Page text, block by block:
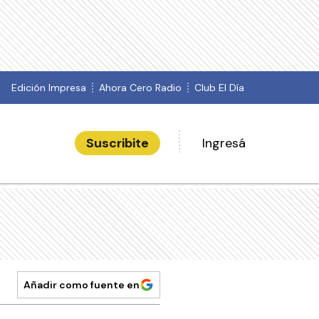
Edición Impresa Ahora Cero Radio Club El Día
Suscribite Ingresá
Añadir como fuente en